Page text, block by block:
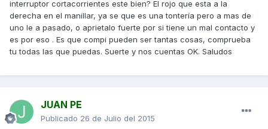
interruptor cortacorrientes este bien? El rojo que esta a la
derecha en el manillar, ya se que es una tontería pero a mas de
uno le a pasado, o aprietalo fuerte por si tiene un mal contacto y
es por eso . Es que compi pueden ser tantas cosas, comprueba
tu todas las que puedas. Suerte y nos cuentas OK. Saludos
JUAN PE
Publicado 26 de Julio del 2015